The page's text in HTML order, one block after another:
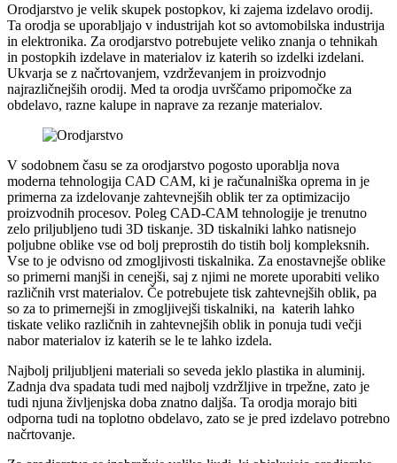
Orodjarstvo je velik skupek postopkov, ki zajema izdelavo orodij.
Ta orodja se uporabljajo v industrijah kot so avtomobilska industrija
in elektronika. Za orodjarstvo potrebujete veliko znanja o tehnikah
in postopkih izdelave in materialov iz katerih so izdelki izdelani.
Ukvarja se z načrtovanjem, vzdrževanjem in proizvodnjo
najrazličnejših orodij. Med ta orodja uvrščamo pripomočke za
obdelavo, razne kalupe in naprave za rezanje materialov.
V sodobnem času se za orodjarstvo pogosto uporablja nova
moderna tehnologija CAD CAM, ki je računalniška oprema in je
primerna za izdelovanje zahtevnejših oblik ter za optimizacijo
proizvodnih procesov. Poleg CAD-CAM tehnologije je trenutno
zelo priljubljeno tudi 3D tiskanje. 3D tiskalniki lahko natisnejo
poljubne oblike vse od bolj preprostih do tistih bolj kompleksnih.
Vse to je odvisno od zmogljivosti tiskalnika. Za enostavnejše oblike
so primerni manjši in cenejši, saj z njimi ne morete uporabiti veliko
različnih vrst materialov. Če potrebujete tisk zahtevnejših oblik, pa
so za to primernejši in zmogljivejši tiskalniki, na katerih lahko
tiskate veliko različnih in zahtevnejših oblik in ponuja tudi večji
nabor materialov iz katerih se le te lahko izdela.
Najbolj priljubljeni materiali so seveda jeklo plastika in aluminij.
Zadnja dva spadata tudi med najbolj vzdržljive in trpežne, zato je
tudi njuna življenjska doba znatno daljša. Ta orodja morajo biti
odporna tudi na toplotno obdelavo, zato se je pred izdelavo potrebno
načrtovanje.